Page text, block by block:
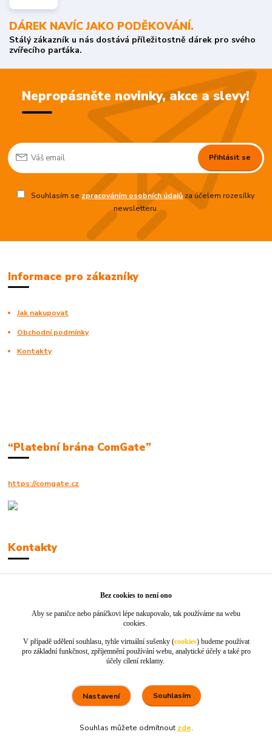
DÁREK NAVÍC JAKO PODĚKOVÁNÍ.
Stálý zákazník u nás dostává příležitostně dárek pro svého
zvířecího parťáka.
Nepropásněte novinky, akce a slevy!
Přihlásit se
Souhlasím se zpracováním osobních údajůza účelem rozesílky
newsletteru.
Informace pro zákazníky
Jak nakupovat
Obchodní podmínky
Kontakty
“Platební brána ComGate”
https://comgate.cz
Kontakty
info@jackie-shop.cz
Vytvořeno na Eshop-rychle.cz
Bez cookies to není ono
Aby se paničce nebo páníčkovi lépe nakupovalo, tak používáme na webu
cookies.
V případě udělení souhlasu, tyhle virtuální sušenky (cookies) budeme používat
pro základní funkčnost, zpříjemnění používání webu, analytické účely a také pro
účely cílení reklamy.
Nastavení Souhlasím
Souhlas můžete odmítnout zde.
5. srpna
100 %★★★★★